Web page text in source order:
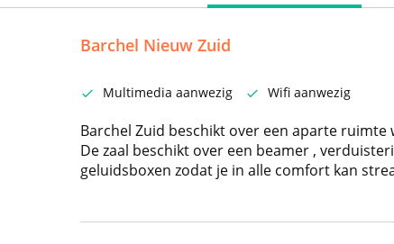
Barchel Nieuw Zuid
Multimedia aanwezig Wifi aanwezig
Barchel Zuid beschikt over een aparte
De zaal beschikt over een beamer ,
geluidsboxen zodat je in alle comfort kan